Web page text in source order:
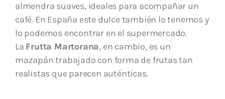
almendra suaves, ideales para acompañar un
café. En España este dulce también lo tenemos y
lo podemos encontrar en el supermercado.
La Frutta Martorana, en cambio, es un
mazapán trabajado con forma de frutas tan
realistas que parecen auténticas.